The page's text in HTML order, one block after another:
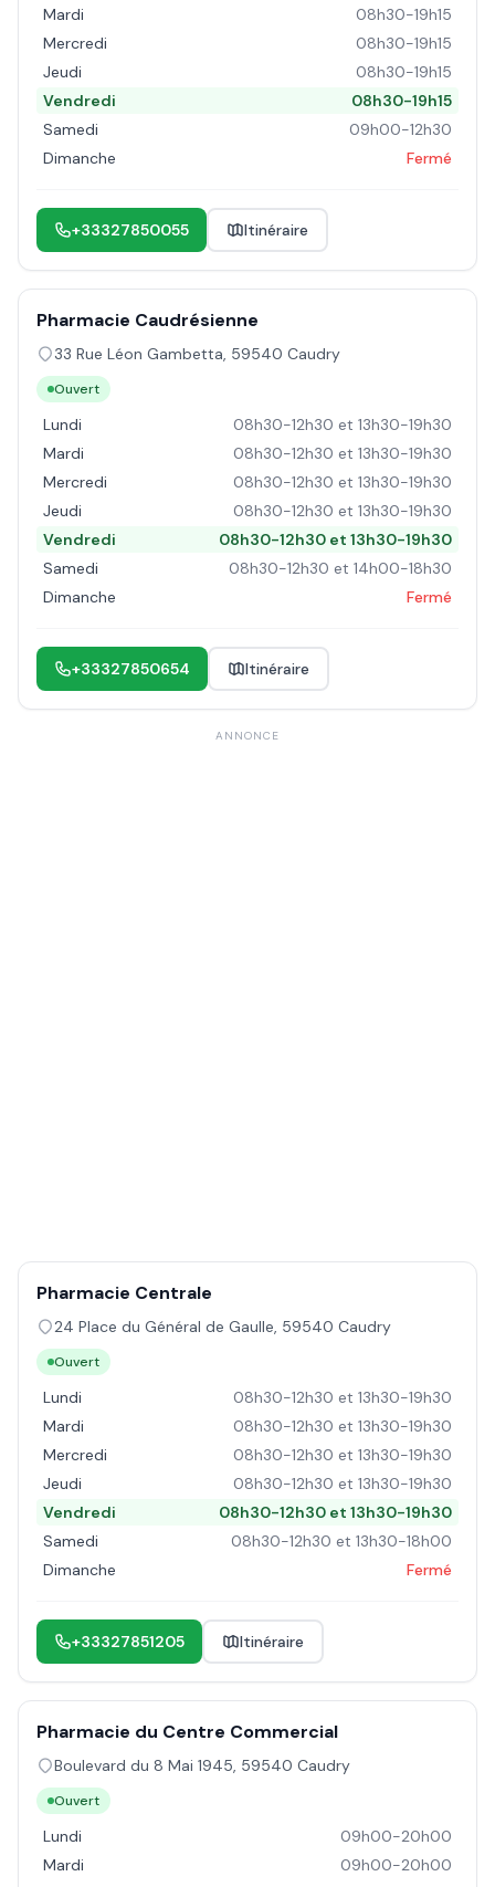
Mardi
08h30-19h15
Mercredi
08h30-19h15
Jeudi
08h30-19h15
Vendredi
08h30-19h15
Samedi
09h00-12h30
Dimanche
Fermé
+33327850055 Itinéraire
Pharmacie Caudrésienne
33 Rue Léon Gambetta, 59540 Caudry
Ouvert
Lundi
08h30-12h30 et 13h30-19h30
Mardi
08h30-12h30 et 13h30-19h30
Mercredi
08h30-12h30 et 13h30-19h30
Jeudi
08h30-12h30 et 13h30-19h30
Vendredi
08h30-12h30 et 13h30-19h30
Samedi
08h30-12h30 et 14h00-18h30
Dimanche
Fermé
+33327850654 Itinéraire
ANNONCE
Pharmacie Centrale
24 Place du Général de Gaulle, 59540 Caudry
Ouvert
Lundi
08h30-12h30 et 13h30-19h30
Mardi
08h30-12h30 et 13h30-19h30
Mercredi
08h30-12h30 et 13h30-19h30
Jeudi
08h30-12h30 et 13h30-19h30
Vendredi
08h30-12h30 et 13h30-19h30
Samedi
08h30-12h30 et 13h30-18h00
Dimanche
Fermé
+33327851205 Itinéraire
Pharmacie du Centre Commercial
Boulevard du 8 Mai 1945, 59540 Caudry
Ouvert
Lundi
09h00-20h00
Mardi
09h00-20h00